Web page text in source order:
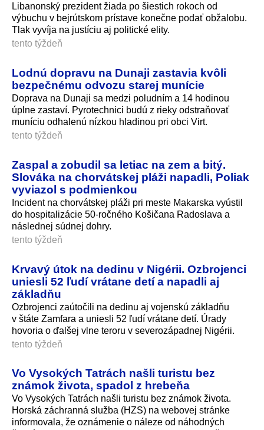
Libanonský prezident žiada po šiestich rokoch od
výbuchu v bejrútskom prístave konečne podať obžalobu.
Tlak vyvíja na justíciu aj politické elity.
tento týždeň
Lodnú dopravu na Dunaji zastavia kvôli
bezpečnému odvozu starej munície
Doprava na Dunaji sa medzi poludním a 14 hodinou
úplne zastaví. Pyrotechnici budú z rieky odstraňovať
muníciu odhalenú nízkou hladinou pri obci Virt.
tento týždeň
Zaspal a zobudil sa letiac na zem a bitý.
Slováka na chorvátskej pláži napadli, Poliak
vyviazol s podmienkou
Incident na chorvátskej pláži pri meste Makarska vyústil
do hospitalizácie 50-ročného Košičana Radoslava a
následnej súdnej dohry.
tento týždeň
Krvavý útok na dedinu v Nigérii. Ozbrojenci
uniesli 52 ľudí vrátane detí a napadli aj
základňu
Ozbrojenci zaútočili na dedinu aj vojenskú základňu
v štáte Zamfara a uniesli 52 ľudí vrátane detí. Úrady
hovoria o ďalšej vlne teroru v severozápadnej Nigérii.
tento týždeň
Vo Vysokých Tatrách našli turistu bez
známok života, spadol z hrebeňa
Vo Vysokých Tatrách našli turistu bez známok života.
Horská záchranná služba (HZS) na webovej stránke
informovala, že oznámenie o náleze od náhodných